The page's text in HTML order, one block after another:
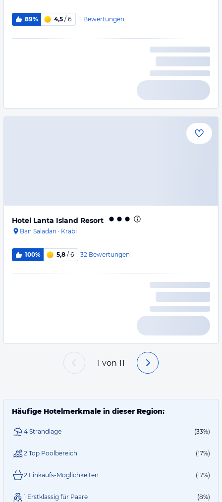
89% 4,5 / 6 11 Bewertungen
Hotel Lanta Island Resort
Ban Saladan · Krabi
100% 5,8 / 6 32 Bewertungen
1 von 11
Häufige Hotelmerkmale in dieser Region:
4 Strandlage (33%)
2 Top Poolbereich (17%)
2 Einkaufs-Möglichkeiten (17%)
1 Erstklassig für Paare (8%)